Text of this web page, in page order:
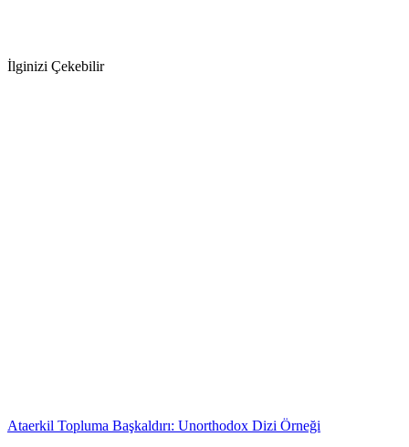
İlginizi Çekebilir
Ataerkil Topluma Başkaldırı: Unorthodox Dizi Örneği